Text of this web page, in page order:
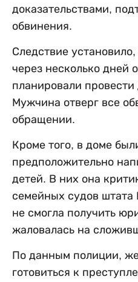
доказательствами,
обвинения.
Следствие
через несколько дней
планировали
Мужчина отверг все
обращении.
Кроме того, в доме
предположительно
детей. В них она
семейных судов
не смогла получить
жаловалась на
По данным полиции,
готовиться к